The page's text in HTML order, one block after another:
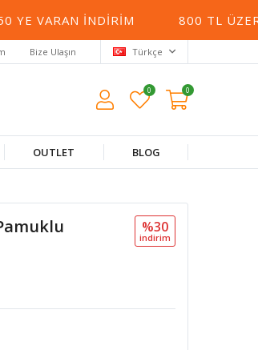
VARAN İNDIRIM 800 TL ÜZERI
Bize Ulaşın Türkçe
0 0
OUTLET BLOG
%30
i̇ndi̇ri̇m